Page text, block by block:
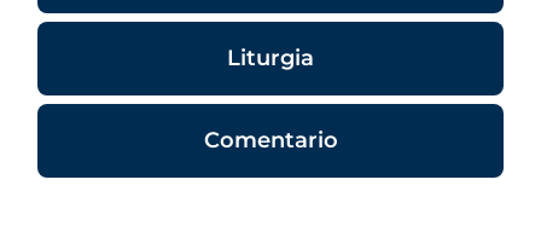
Liturgia
Comentario